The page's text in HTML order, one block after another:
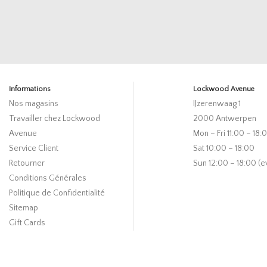
Informations
Nos magasins
Travailler chez Lockwood
Avenue
Service Client
Retourner
Conditions Générales
Politique de Confidentialité
Sitemap
Gift Cards
Lockwood Avenue
IJzerenwaag 1
2000 Antwerpen
Mon – Fri 11:00 –
Sat 10:00 – 18:00
Sun 12:00 – 18:00